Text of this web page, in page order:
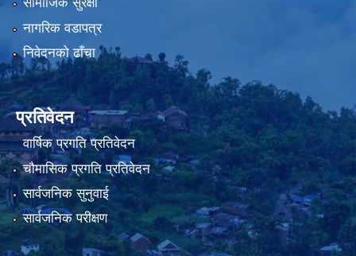
नागरिक वडापत्र
निवेदनको ढाँचा
प्रतिवेदन
वार्षिक प्रगति प्रतिवेदन
चौमासिक प्रगति प्रतिवेदन
सार्वजनिक सुनुवाई
सार्वजनिक परीक्षण